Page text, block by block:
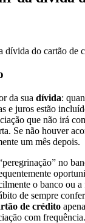
dívida do cartão de
da sua dívida:
e juros estão
que não irá
Se não houver
um mês depois.
no
o banco ou a
de sempre
de crédito
com frequência.